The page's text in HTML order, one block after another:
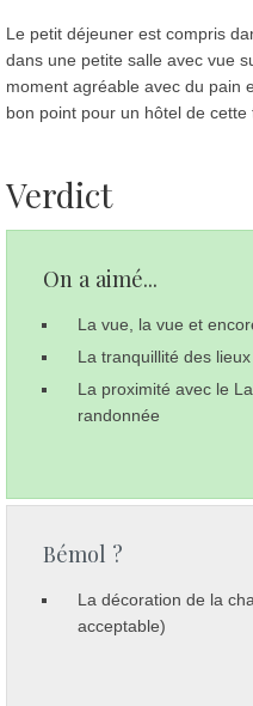
Le petit déjeuner est compris
dans une petite salle avec vue
moment agréable avec du pain
bon point pour un hôtel de cette
Verdict
On a aimé...
La vue, la vue et
La tranquillité des lieux
La proximité avec le
randonnée
Bémol ?
La décoration de la
acceptable)